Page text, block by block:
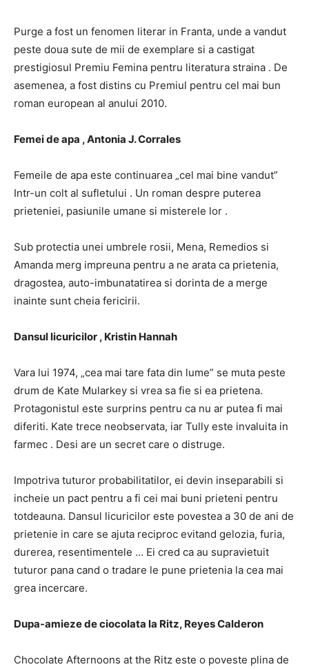
Purge a fost un fenomen literar in Franta, unde a vandut
peste doua sute de mii de exemplare si a castigat
prestigiosul Premiu Femina pentru literatura straina . De
asemenea, a fost distins cu Premiul pentru cel mai bun
roman european al anului 2010.
Femei de apa , Antonia J. Corrales
Femeile de apa este continuarea „cel mai bine vandut”
Intr-un colt al sufletului . Un roman despre puterea
prieteniei, pasiunile umane si misterele lor .
Sub protectia unei umbrele rosii, Mena, Remedios si
Amanda merg impreuna pentru a ne arata ca prietenia,
dragostea, auto-imbunatatirea si dorinta de a merge
inainte sunt cheia fericirii.
Dansul licuricilor , Kristin Hannah
Vara lui 1974, „cea mai tare fata din lume” se muta peste
drum de Kate Mularkey si vrea sa fie si ea prietena.
Protagonistul este surprins pentru ca nu ar putea fi mai
diferiti. Kate trece neobservata, iar Tully este invaluita in
farmec . Desi are un secret care o distruge.
Impotriva tuturor probabilitatilor, ei devin inseparabili si
incheie un pact pentru a fi cei mai buni prieteni pentru
totdeauna. Dansul licuricilor este povestea a 30 de ani de
prietenie in care se ajuta reciproc evitand gelozia, furia,
durerea, resentimentele … Ei cred ca au supravietuit
tuturor pana cand o tradare le pune prietenia la cea mai
grea incercare.
Dupa-amieze de ciocolata la Ritz, Reyes Calderon
Chocolate Afternoons at the Ritz este o poveste plina de